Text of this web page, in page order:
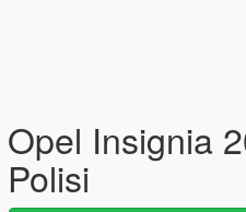
Opel Insignia
Polisi